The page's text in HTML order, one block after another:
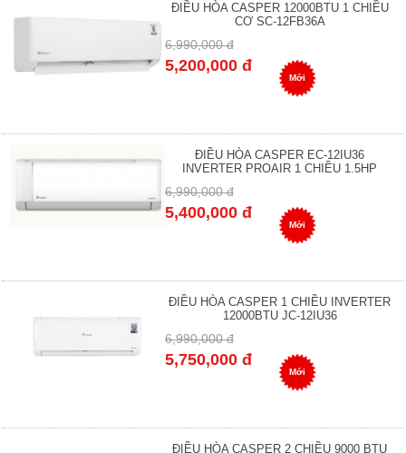
ĐIỀU HÒA CASPER 12000BTU 1 CHIỀU
CƠ SC-12FB36A
6,990,000 đ
5,200,000 đ
Mới
ĐIỀU HÒA CASPER EC-12IU36
INVERTER PROAIR 1 CHIỀU 1.5HP
6,990,000 đ
5,400,000 đ
Mới
ĐIỀU HÒA CASPER 1 CHIỀU INVERTER
12000BTU JC-12IU36
6,990,000 đ
5,750,000 đ
Mới
ĐIỀU HÒA CASPER 2 CHIỀU 9000 BTU